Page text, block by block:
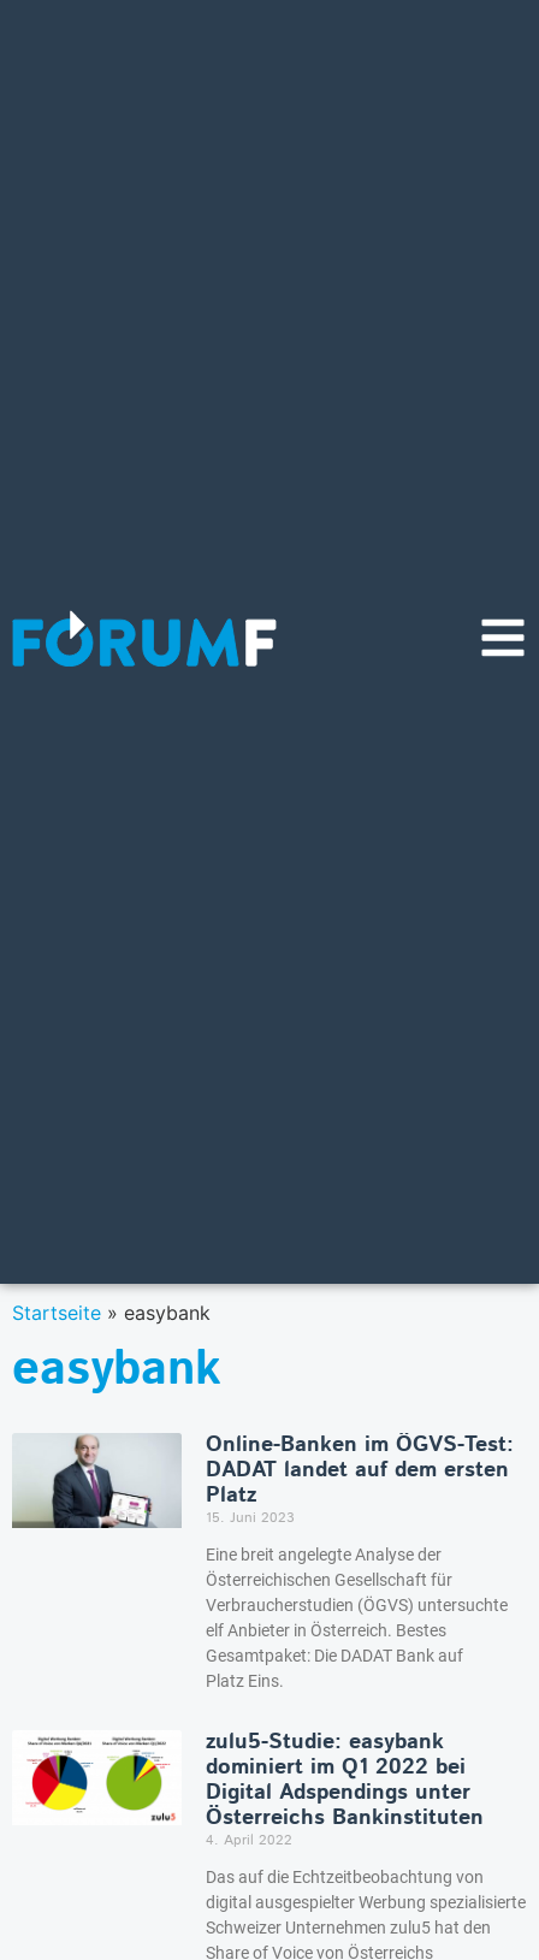
Startseite » easybank
easybank
Online-Banken im ÖGVS-Test:
DADAT landet auf dem ersten
Platz
15. Juni 2023
Eine breit angelegte Analyse der
Österreichischen Gesellschaft für
Verbraucherstudien (ÖGVS) untersuchte
elf Anbieter in Österreich. Bestes
Gesamtpaket: Die DADAT Bank auf
Platz Eins.
zulu5-Studie: easybank
dominiert im Q1 2022 bei
Digital Adspendings unter
Österreichs Bankinstituten
4. April 2022
Das auf die Echtzeitbeobachtung von
digital ausgespielter Werbung spezialisierte
Schweizer Unternehmen zulu5 hat den
Share of Voice von Österreichs